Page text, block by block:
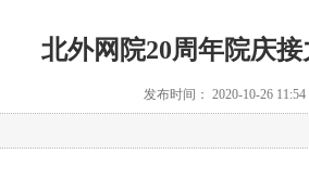
北外网院20周年院庆
发布时间： 2020-10-26